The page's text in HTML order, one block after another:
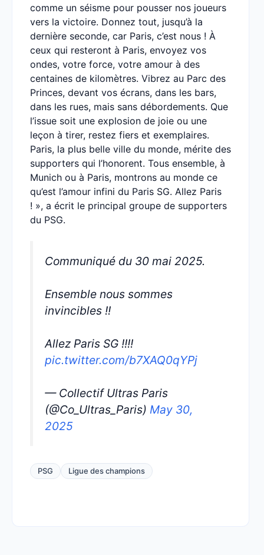
comme un séisme pour pousser nos joueurs
vers la victoire. Donnez tout, jusqu’à la
dernière seconde, car Paris, c’est nous ! À
ceux qui resteront à Paris, envoyez vos
ondes, votre force, votre amour à des
centaines de kilomètres. Vibrez au Parc des
Princes, devant vos écrans, dans les bars,
dans les rues, mais sans débordements. Que
l’issue soit une explosion de joie ou une
leçon à tirer, restez fiers et exemplaires.
Paris, la plus belle ville du monde, mérite des
supporters qui l’honorent. Tous ensemble, à
Munich ou à Paris, montrons au monde ce
qu’est l’amour infini du Paris SG. Allez Paris
! », a écrit le principal groupe de supporters
du PSG.
Communiqué du 30 mai 2025.
Ensemble nous sommes
invincibles !!
Allez Paris SG !!!!
pic.twitter.com/b7XAQ0qYPj
— Collectif Ultras Paris
(@Co_Ultras_Paris) May 30,
2025
PSG Ligue des champions